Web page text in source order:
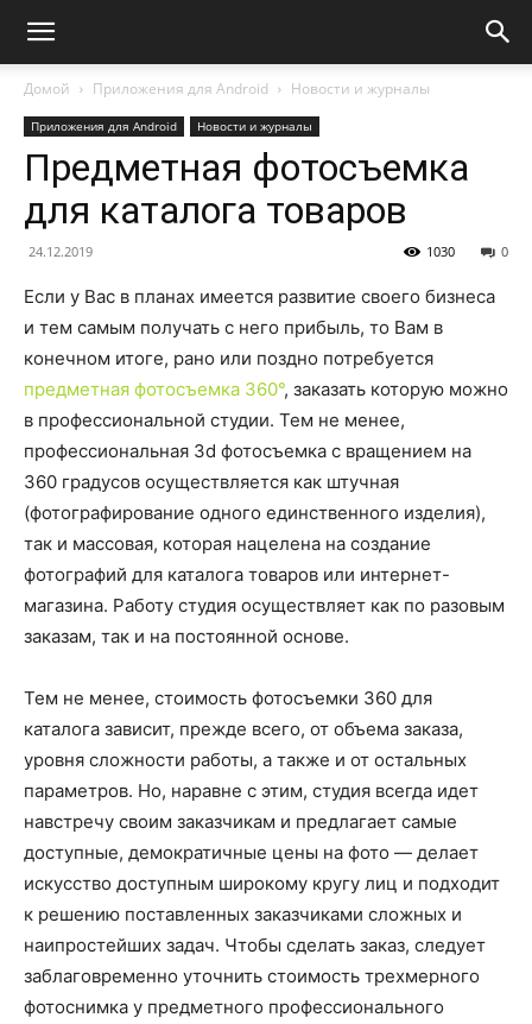
Домой Приложения для Android Новости и журналы
Приложения для Android Новости и журналы
Предметная фотосъемка
для каталога товаров
24.12.2019 0
1030
Если у Вас в планах имеется развитие своего бизнеса
и тем самым получать с него прибыль, то Вам в
конечном итоге, рано или поздно потребуется
предметная фотосъемка 360°, заказать которую можно
в профессиональной студии. Тем не менее,
профессиональная 3d фотосъемка с вращением на
360 градусов осуществляется как штучная
(фотографирование одного единственного изделия),
так и массовая, которая нацелена на создание
фотографий для каталога товаров или интернет-
магазина. Работу студия осуществляет как по разовым
заказам, так и на постоянной основе.
Тем не менее, стоимость фотосъемки 360 для
каталога зависит, прежде всего, от объема заказа,
уровня сложности работы, а также и от остальных
параметров. Но, наравне с этим, студия всегда идет
навстречу своим заказчикам и предлагает самые
доступные, демократичные цены на фото — делает
искусство доступным широкому кругу лиц и подходит
к решению поставленных заказчиками сложных и
наипростейших задач. Чтобы сделать заказ, следует
заблаговременно уточнить стоимость трехмерного
фотоснимка у предметного профессионального